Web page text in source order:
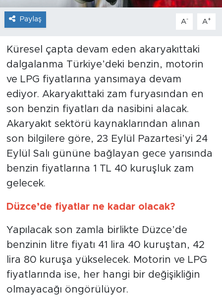
Paylaş A- A+
Küresel çapta devam eden akaryakıttaki
dalgalanma Türkiye’deki benzin, motorin
ve LPG fiyatlarına yansımaya devam
ediyor. Akaryakıttaki zam furyasından en
son benzin fiyatları da nasibini alacak.
Akaryakıt sektörü kaynaklarından alınan
son bilgilere göre, 23 Eylül Pazartesi’yi 24
Eylül Salı gününe bağlayan gece yarısında
benzin fiyatlarına 1 TL 40 kuruşluk zam
gelecek.
Düzce’de fiyatlar ne kadar olacak?
Yapılacak son zamla birlikte Düzce’de
benzinin litre fiyatı 41 lira 40 kuruştan, 42
lira 80 kuruşa yükselecek. Motorin ve LPG
fiyatlarında ise, her hangi bir değişikliğin
olmayacağı öngörülüyor.